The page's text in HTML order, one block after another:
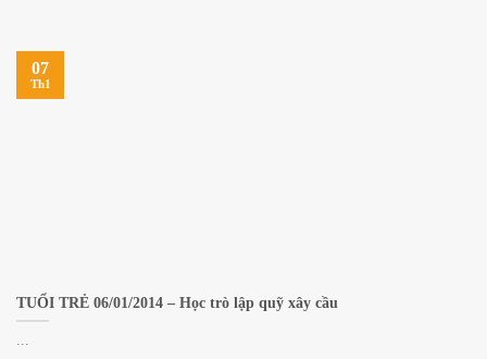
TUỔI TRẺ 06/01/2014 – Học trò lập quỹ xây cầu
...
07
Th1